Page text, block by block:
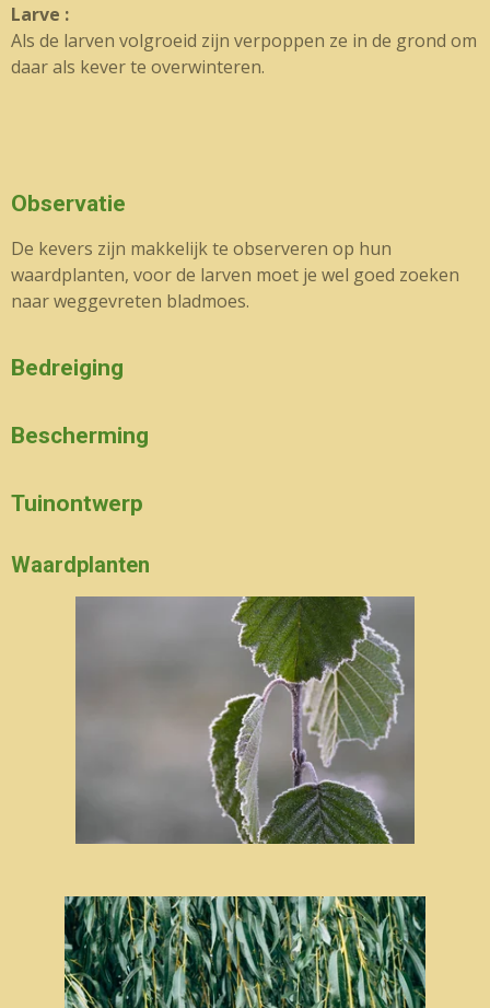
Larve :
Als de larven volgroeid zijn verpoppen ze in de grond om
daar als kever te overwinteren.
Observatie
De kevers zijn makkelijk te observeren op hun
waardplanten, voor de larven moet je wel goed zoeken
naar weggevreten bladmoes.
Bedreiging
Bescherming
Tuinontwerp
Waardplanten